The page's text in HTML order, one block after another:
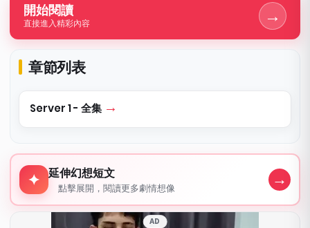
開始閱讀
直接進入精彩內容 →
章節列表
Server 1 - 全集
延伸幻想短文
✦ 延伸幻想短文
點擊展開，閱讀更多劇情想像 →
AD